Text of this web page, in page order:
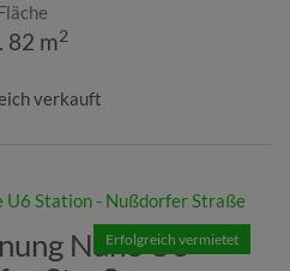
82 m2
verkauft
Erfolgreich vermietet
Nähe U6